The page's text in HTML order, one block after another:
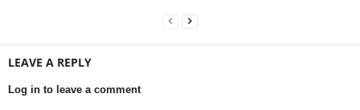
LEAVE A REPLY
Log in to leave a comment